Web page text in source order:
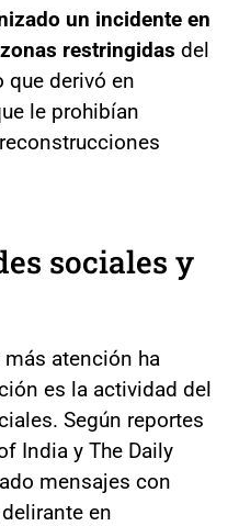
un incidente en
restringidas del
derivó en
le prohibían
sociales y
atención ha
es la actividad del
Según reportes
India y The Daily
mensajes con
en